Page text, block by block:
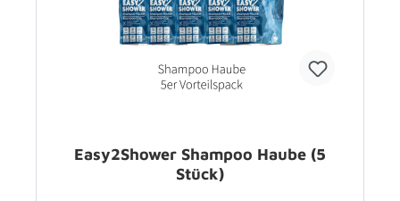
Easy2Shower Shampoo Haube (5
Stück)